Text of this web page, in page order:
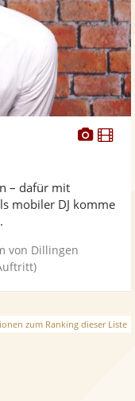
– dafür mit
mobiler DJ komme
von Dillingen
zum Ranking dieser Liste